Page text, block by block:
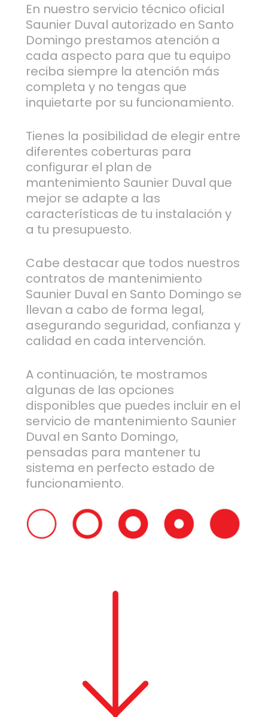
En nuestro servicio técnico oficial
Saunier Duval autorizado en Santo
Domingo prestamos atención a
cada aspecto para que tu equipo
reciba siempre la atención más
completa y no tengas que
inquietarte por su funcionamiento.
Tienes la posibilidad de elegir entre
diferentes coberturas para
configurar el plan de
mantenimiento Saunier Duval que
mejor se adapte a las
características de tu instalación y
a tu presupuesto.
Cabe destacar que todos nuestros
contratos de mantenimiento
Saunier Duval en Santo Domingo se
llevan a cabo de forma legal,
asegurando seguridad, confianza y
calidad en cada intervención.
A continuación, te mostramos
algunas de las opciones
disponibles que puedes incluir en el
servicio de mantenimiento Saunier
Duval en Santo Domingo,
pensadas para mantener tu
sistema en perfecto estado de
funcionamiento.